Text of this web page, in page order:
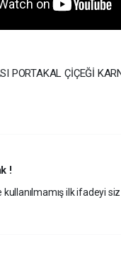
PORTAKAL ÇİÇEĞİ
!
ilk ifadeyi siz